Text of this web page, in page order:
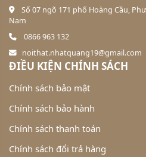
Số 07 ngõ 171 phố Hoàng Cầu,
Nam
0866 963 132
noithat.nhatquang19@gmail.com
ĐIỀU KIỆN CHÍNH SÁCH
Chính sách bảo mật
Chính sách bảo hành
Chính sách thanh toán
Chính sách đổi trả hàng